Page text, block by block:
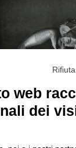
web
dei